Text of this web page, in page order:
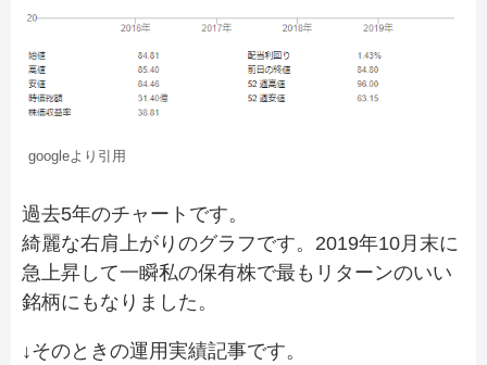
googleより引用
過去5年のチャートです。
綺麗な右肩上がりのグラフです。2019年10月末に
急上昇して一瞬私の保有株で最もリターンのいい
銘柄にもなりました。
↓そのときの運用実績記事です。